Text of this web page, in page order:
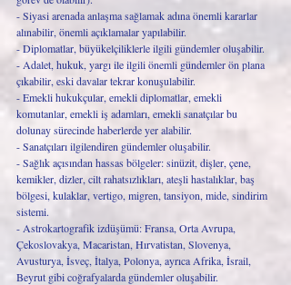
- Siyasi arenada anlaşma sağlamak adına önemli kararlar
alınabilir, önemli açıklamalar yapılabilir.
- Diplomatlar, büyükelçiliklerle ilgili gündemler oluşabilir.
- Adalet, hukuk, yargı ile ilgili önemli gündemler ön plana
çıkabilir, eski davalar tekrar konuşulabilir.
- Emekli hukukçular, emekli diplomatlar, emekli
komutanlar, emekli iş adamları, emekli sanatçılar bu
dolunay sürecinde haberlerde yer alabilir.
- Sanatçıları ilgilendiren gündemler oluşabilir.
- Sağlık açısından hassas bölgeler: sinüzit, dişler, çene,
kemikler, dizler, cilt rahatsızlıkları, ateşli hastalıklar, baş
bölgesi, kulaklar, vertigo, migren, tansiyon, mide, sindirim
sistemi.
- Astrokartografik izdüşümü: Fransa, Orta Avrupa,
Çekoslovakya, Macaristan, Hırvatistan, Slovenya,
Avusturya, İsveç, İtalya, Polonya, ayrıca Afrika, İsrail,
Beyrut gibi coğrafyalarda gündemler oluşabilir.